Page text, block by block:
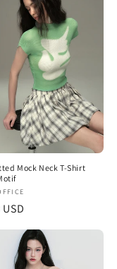
Mock Neck T-Shirt